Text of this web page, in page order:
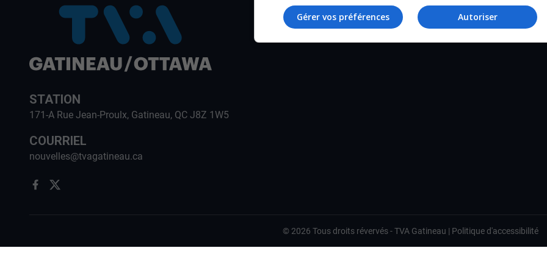
STATION
171-A Rue Jean-Proulx, Gatineau, QC J8Z 1W5
COURRIEL
nouvelles@tvagatineau.ca
TVA
© 2026 Tous droits révervés -TVA Gatineau | Politique d'accessibilité
Autoriser
Gérer vos préférences